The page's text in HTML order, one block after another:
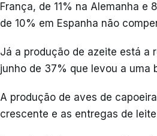
França, de 11% na Alemanha e
de 10% em Espanha não
Já a produção de azeite está a
junho de 37% que levou a uma
A produção de aves de
crescente e as entregas de